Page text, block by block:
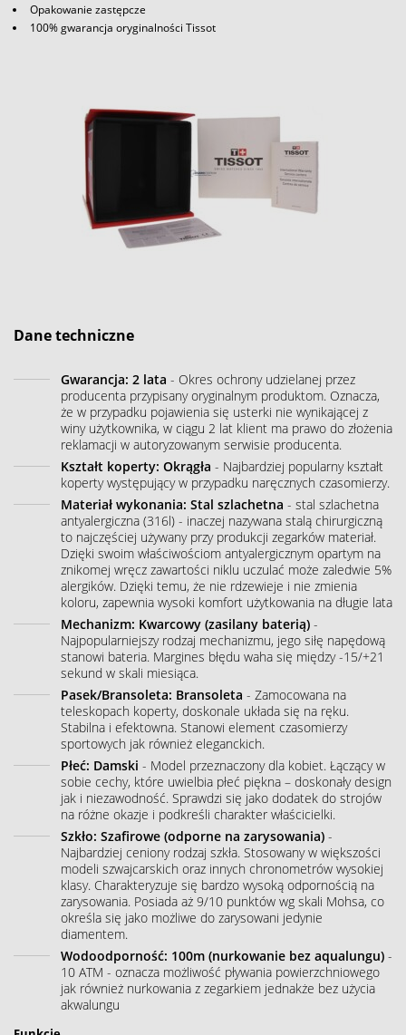
Opakowanie zastępcze
100% gwarancja oryginalności Tissot
Dane techniczne
Gwarancja: 2 lata - Okres ochrony udzielanej przez
producenta przypisany oryginalnym produktom. Oznacza,
że w przypadku pojawienia się usterki nie wynikającej z
winy użytkownika, w ciągu 2 lat klient ma prawo do złożenia
reklamacji w autoryzowanym serwisie producenta.
Kształt koperty: Okrągła - Najbardziej popularny kształt
koperty występujący w przypadku naręcznych czasomierzy.
Materiał wykonania: Stal szlachetna - stal szlachetna
antyalergiczna (316l) - inaczej nazywana stalą chirurgiczną
to najczęściej używany przy produkcji zegarków materiał.
Dzięki swoim właściwościom antyalergicznym opartym na
znikomej wręcz zawartości niklu uczulać może zaledwie 5%
alergików. Dzięki temu, że nie rdzewieje i nie zmienia
koloru, zapewnia wysoki komfort użytkowania na długie lata
Mechanizm: Kwarcowy (zasilany baterią) -
Najpopularniejszy rodzaj mechanizmu, jego siłę napędową
stanowi bateria. Margines błędu waha się między -15/+21
sekund w skali miesiąca.
Pasek/Bransoleta: Bransoleta - Zamocowana na
teleskopach koperty, doskonale układa się na ręku.
Stabilna i efektowna. Stanowi element czasomierzy
sportowych jak również eleganckich.
Płeć: Damski - Model przeznaczony dla kobiet. Łączący w
sobie cechy, które uwielbia płeć piękna – doskonały design
jak i niezawodność. Sprawdzi się jako dodatek do strojów
na różne okazje i podkreśli charakter właścicielki.
Szkło: Szafirowe (odporne na zarysowania) -
Najbardziej ceniony rodzaj szkła. Stosowany w większości
modeli szwajcarskich oraz innych chronometrów wysokiej
klasy. Charakteryzuje się bardzo wysoką odpornością na
zarysowania. Posiada aż 9/10 punktów wg skali Mohsa, co
określa się jako możliwe do zarysowani jedynie
diamentem.
Wodoodporność: 100m (nurkowanie bez aqualungu) -
10 ATM - oznacza możliwość pływania powierzchniowego
jak również nurkowania z zegarkiem jednakże bez użycia
akwalungu